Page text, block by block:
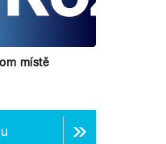
místě